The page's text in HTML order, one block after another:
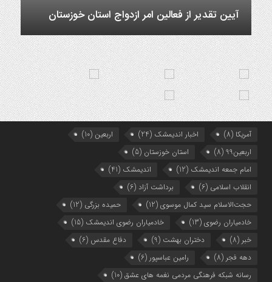
آیین تقدیر از فعالین امر ازدواج استان خوزستان
آمریکا (8) اخبار اندیمشک (24) اربعین (10)
اربعین99
(8) استان خوزستان (5)
امام جمعه اندیمشک (12) اندیمشک (41)
انقلاب اسلامی (6) برداشت آزاد (6)
حجت‌الاسلام سید کمال موسوی (12) حمیده بزرگی (12)
خادمیاران رضوی (13) خادمیاران رضوی اندیمشک (15)
خبر (8) دختران بهشت (9) دفاع مقدس (6)
دهه فجر (8) رامین عباسپور (6)
رسانه شبکه فرهنگی مردمی نغمه های عشق (10)